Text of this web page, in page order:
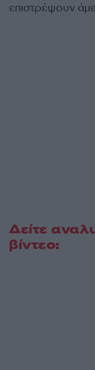
επιστρέψουν
Δείτε
βίντεο: